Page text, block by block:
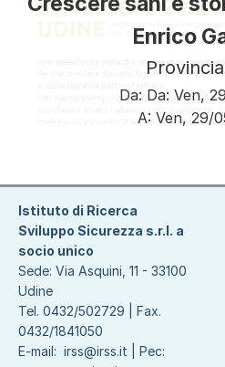
Enrico
Da: Da: Ven,
A: Ven, 29/
Istituto di Ricerca
Sviluppo Sicurezza s.r.l. a
socio unico
Sede: Via Asquini, 11 - 33100
Udine
Tel. 0432/502729 | Fax.
0432/1841050
E-mail: irss@irss.it | Pec: